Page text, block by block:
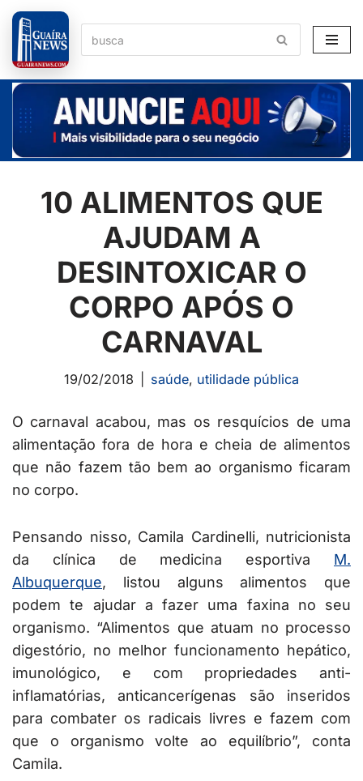
Pular
para
o
conteúdo
10 ALIMENTOS QUE
AJUDAM A
DESINTOXICAR O
CORPO APÓS O
CARNAVAL
19/02/2018 saúde, utilidade pública
O carnaval acabou, mas os resquícios de uma
alimentação fora de hora e cheia de alimentos
que não fazem tão bem ao organismo ficaram
no corpo.
Pensando nisso, Camila Cardinelli, nutricionista
da clínica de medicina esportiva M.
Albuquerque, listou alguns alimentos que
podem te ajudar a fazer uma faxina no seu
organismo. “Alimentos que atuam no processo
digestório, no melhor funcionamento hepático,
imunológico, e com propriedades anti-
inflamatórias, anticancerígenas são inseridos
para combater os radicais livres e fazem com
que o organismo volte ao equilíbrio”, conta
Camila.